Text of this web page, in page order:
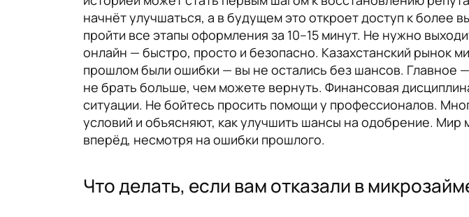
начнёт улучшаться, а в будущем это откроет доступ к
пройти все этапы оформления за 10–15 минут. Не нужно
онлайн — быстро, просто и безопасно. Казахстанский рынок
прошлом были ошибки — вы не остались без шансов. Главное
не брать больше, чем можете вернуть. Финансовая
ситуации. Не бойтесь просить помощи у профессионалов.
условий и объясняют, как улучшить шансы на одобрение. Мир
вперёд, несмотря на ошибки прошлого.
Что делать, если вам отказали в